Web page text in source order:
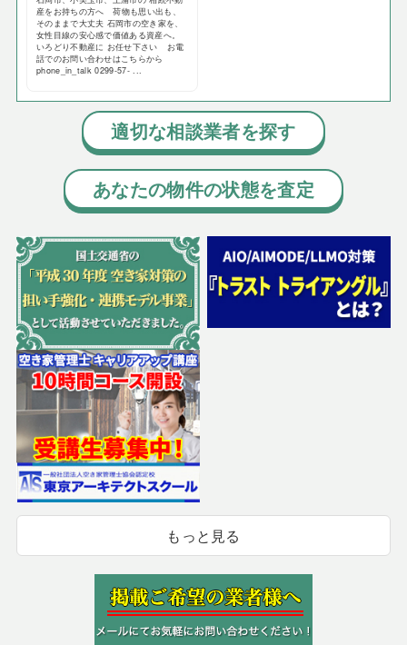
産をお持ちの方へ 荷物も思い出も、
そのままで大丈夫 石岡市の空き家を、
女性目線の安心感で価値ある資産へ。
いろどり不動産に お任せ下さい お電
話でのお問い合わせはこちらから
phone_in_talk 0299-57- ...
適切な相談業者を探す
あなたの物件の状態を査定
もっと見る